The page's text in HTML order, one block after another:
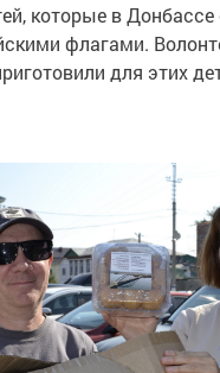
которые в Донбассе
флагами.
для этих